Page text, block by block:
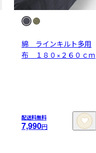
綿 ラインキルト多用
布 １８０×２６０ｃｍ
配送料無料
7,990円